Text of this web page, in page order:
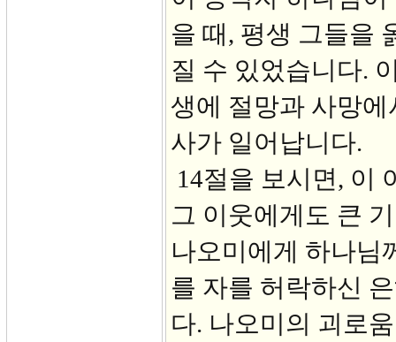
을 때, 평생 그들을
질 수 있었습니다.
생에 절망과 사망
사가 일어납니다.
14절을 보시면, 이
그 이웃에게도 큰
나오미에게 하나님
를 자를 허락하신
다. 나오미의 괴로